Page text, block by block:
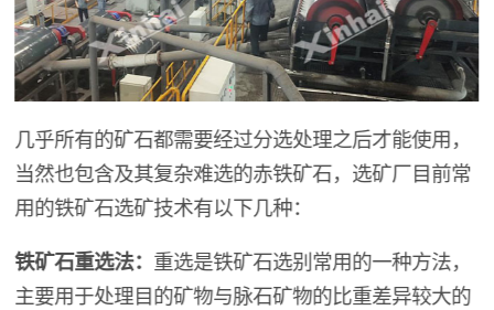
几乎所有的矿石都需要经过分选处理之后才能使用，
当然也包含及其复杂难选的赤铁矿石，选矿厂目前常
用的铁矿石选矿技术有以下几种：
铁矿石重选法： 重选是铁矿石选别常用的一种方法，
主要用于处理目的矿物与脉石矿物的比重差异较大的